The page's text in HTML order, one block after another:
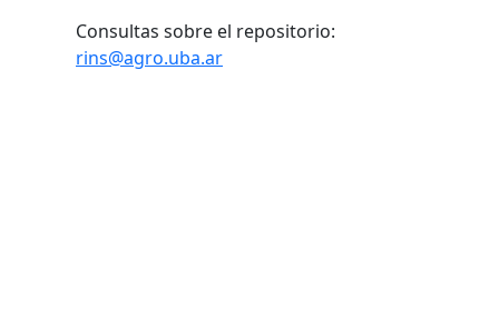
Consultas sobre el repositorio:
rins@agro.uba.ar